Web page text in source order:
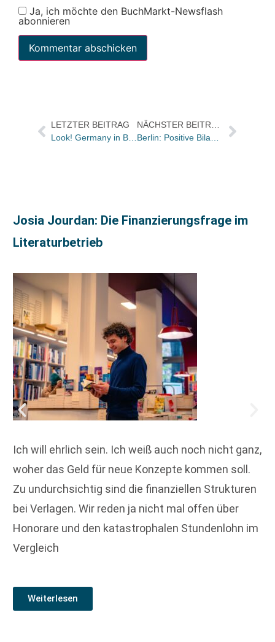
Ja, ich möchte den BuchMarkt-Newsflash
abonnieren
LETZTER BEITRAG
Look! Germany in Bologna: Jonas Lauströer
NÄCHSTER BEITRAG
Berlin: Positive Bilanz der zweiten Ausgabe des Festivals Literatur:Berlin
Josia Jourdan: Die Finanzierungsfrage im
Literaturbetrieb
Ich will ehrlich sein. Ich weiß auch noch nicht ganz,
woher das Geld für neue Konzepte kommen soll.
Zu undurchsichtig sind die finanziellen Strukturen
bei Verlagen. Wir reden ja nicht mal offen über
Honorare und den katastrophalen Stundenlohn im
Vergleich
Weiterlesen